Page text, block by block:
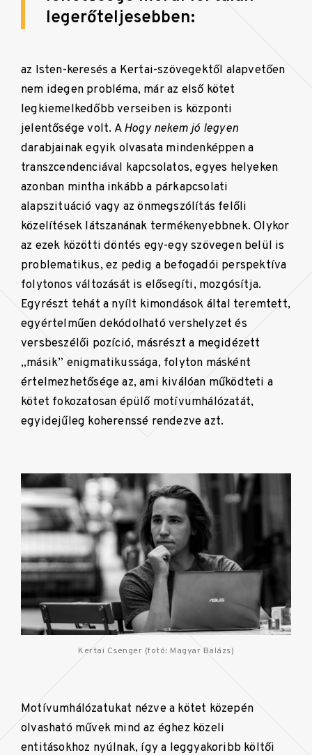
legerőteljesebben:
az Isten-keresés a Kertai-szövegektől alapvetően
nem idegen probléma, már az első kötet
legkiemelkedőbb verseiben is központi
jelentősége volt. AHogy nekem jó legyen
darabjainak egyik olvasata mindenképpen a
transzcendenciával kapcsolatos, egyes helyeken
azonban mintha inkább a párkapcsolati
alapszituáció vagy az önmegszólítás felőli
közelítések látszanának termékenyebbnek. Olykor
az ezek közötti döntés egy-egy szövegen belül is
problematikus, ez pedig a befogadói perspektíva
folytonos változását is elősegíti, mozgósítja.
Egyrészt tehát a nyílt kimondások által teremtett,
egyértelműen dekódolható vershelyzet és
versbeszélői pozíció, másrészt a megidézett
„másik” enigmatikussága, folyton másként
értelmezhetősége az, ami kiválóan működteti a
kötet fokozatosan épülő motívumhálózatát,
egyidejűleg koherenssé rendezve azt.
Kertai Csenger (fotó: Magyar Balázs)
Motívumhálózatukat nézve a kötet közepén
olvasható művek mind az éghez közeli
entitásokhoz nyúlnak, így a leggyakoribb költői